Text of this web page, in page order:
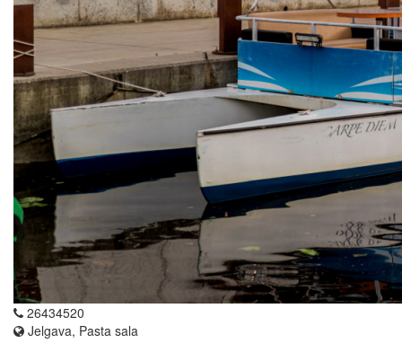
26434520
Jelgava, Pasta sala